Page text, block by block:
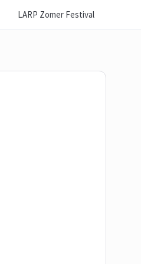
LARP Zomer Festival